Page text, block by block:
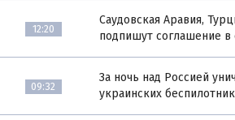
12:20
Саудовская Аравия,
подпишут соглашение
09:32
За ночь над Россией
украинских